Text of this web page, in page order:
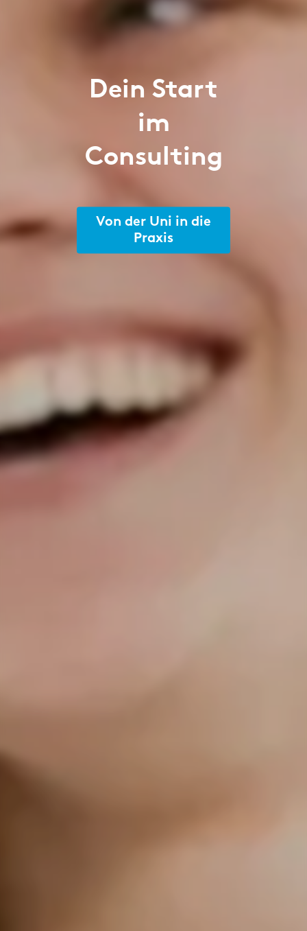
Dein Start
im
Consulting
Von der Uni in die
Praxis